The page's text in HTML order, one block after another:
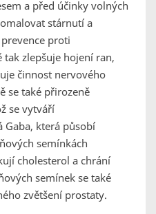
a před účinky volných
stárnutí a
proti
zlepšuje hojení ran,
činnost nervového
se také přirozeně
se vytváří
Gaba, která působí
semínkách
cholesterol a chrání
semínek se také
zvětšení prostaty.